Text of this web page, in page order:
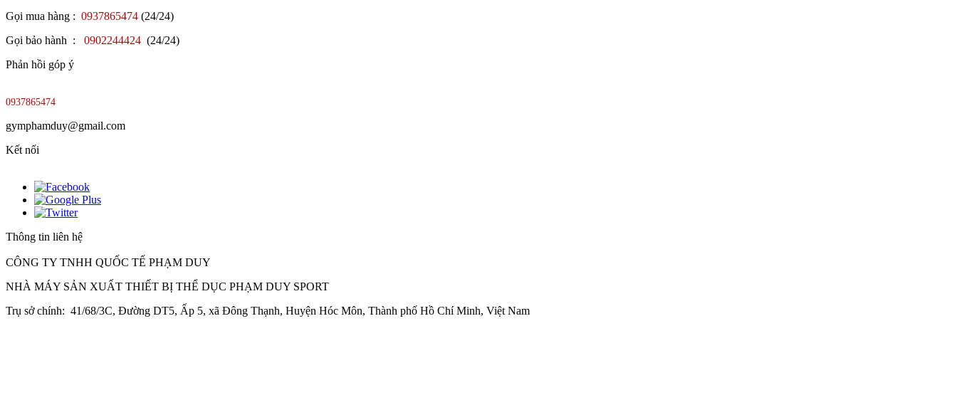
Gọi mua hàng : 0937865474 (24/24)
Gọi bảo hành :
0902244424 (24/24)
Phản hồi góp ý
0937865474
gymphamduy@gmail.com
Kết nối
Thông tin liên hệ
CÔNG TY TNHH QUỐC TẾ PHẠM DUY
NHÀ MÁY SẢN XUẤT THIẾT BỊ THỂ DỤC PHẠM DUY SPORT
Trụ sở chính: 41/68/3C, Đường DT5, Ấp 5, xã Đông Thạnh, Huyện Hóc Môn, Thành phố Hồ Chí Minh, Việt Nam